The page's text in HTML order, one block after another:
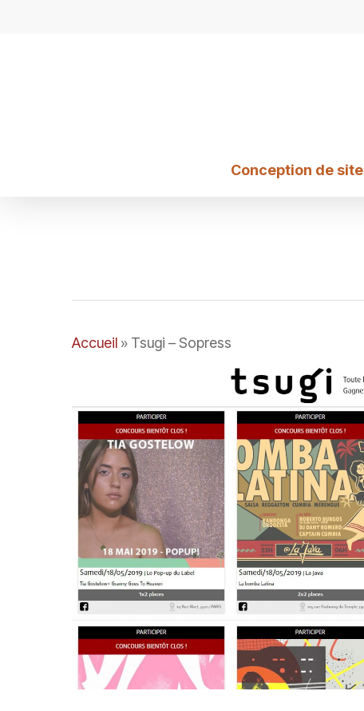
Conception de site
Accueil » Tsugi – Sopress